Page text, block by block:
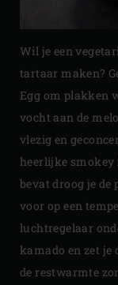
Wil je een
tartaar maken?
Egg om plakken
vocht aan de
vlezig en
heerlijke smokey
bevat droog je de
voor op een
luchtregelaar
kamado en zet je
de restwarmte